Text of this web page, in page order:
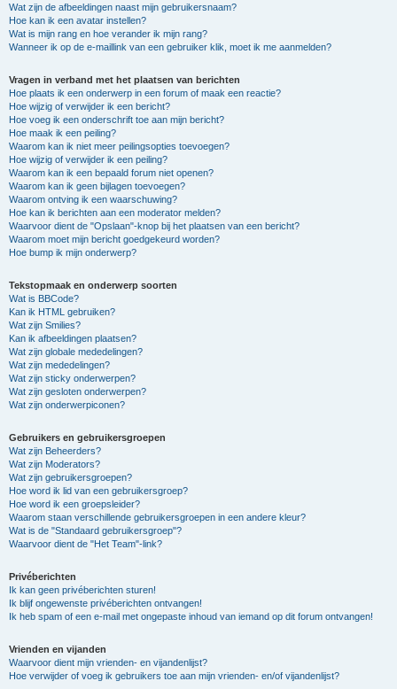
Wat zijn de afbeeldingen naast mijn gebruikersnaam?
Hoe kan ik een avatar instellen?
Wat is mijn rang en hoe verander ik mijn rang?
Wanneer ik op de e-maillink van een gebruiker klik, moet ik me aanmelden?
Vragen in verband met het plaatsen van berichten
Hoe plaats ik een onderwerp in een forum of maak een reactie?
Hoe wijzig of verwijder ik een bericht?
Hoe voeg ik een onderschrift toe aan mijn bericht?
Hoe maak ik een peiling?
Waarom kan ik niet meer peilingsopties toevoegen?
Hoe wijzig of verwijder ik een peiling?
Waarom kan ik een bepaald forum niet openen?
Waarom kan ik geen bijlagen toevoegen?
Waarom ontving ik een waarschuwing?
Hoe kan ik berichten aan een moderator melden?
Waarvoor dient de "Opslaan"-knop bij het plaatsen van een bericht?
Waarom moet mijn bericht goedgekeurd worden?
Hoe bump ik mijn onderwerp?
Tekstopmaak en onderwerp soorten
Wat is BBCode?
Kan ik HTML gebruiken?
Wat zijn Smilies?
Kan ik afbeeldingen plaatsen?
Wat zijn globale mededelingen?
Wat zijn mededelingen?
Wat zijn sticky onderwerpen?
Wat zijn gesloten onderwerpen?
Wat zijn onderwerpiconen?
Gebruikers en gebruikersgroepen
Wat zijn Beheerders?
Wat zijn Moderators?
Wat zijn gebruikersgroepen?
Hoe word ik lid van een gebruikersgroep?
Hoe word ik een groepsleider?
Waarom staan verschillende gebruikersgroepen in een andere kleur?
Wat is de "Standaard gebruikersgroep"?
Waarvoor dient de "Het Team"-link?
Privéberichten
Ik kan geen privéberichten sturen!
Ik blijf ongewenste privéberichten ontvangen!
Ik heb spam of een e-mail met ongepaste inhoud van iemand op dit forum ontvangen!
Vrienden en vijanden
Waarvoor dient mijn vrienden- en vijandenlijst?
Hoe verwijder of voeg ik gebruikers toe aan mijn vrienden- en/of vijandenlijst?